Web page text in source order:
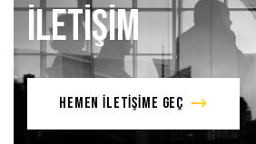
İLETİŞİM
HEMEN İLETİŞİME GEÇ